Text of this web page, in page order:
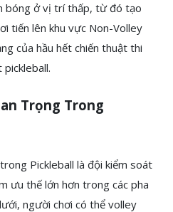
bóng ở vị trí thấp, từ đó tạo
tiến lên khu vực Non-Volley
của hầu hết chiến thuật thi
Trọng Trong
Pickleball là đội kiểm soát
ưu thế lớn hơn trong các pha
người chơi có thể volley